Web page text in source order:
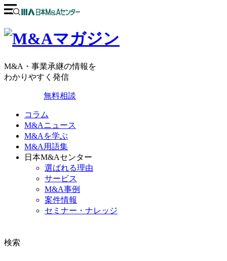
M&A・事業承継の情報を
わかりやすく発信
無料相談
コラム
M&Aニュース
M&Aを学ぶ
M&A用語集
日本M&Aセンター
選ばれる理由
サービス
M&A事例
案件情報
セミナー・ナレッジ
検索